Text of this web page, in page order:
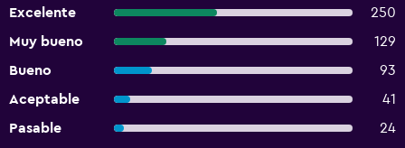
Excelente
250
Muy bueno
129
Bueno
93
Aceptable
41
Pasable
24